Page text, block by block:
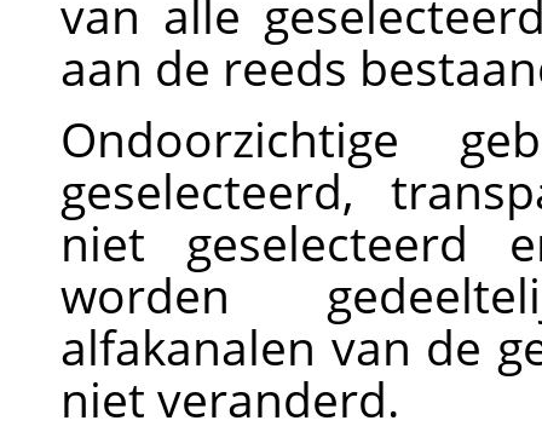
van alle
aan de reeds
Ondoorzichtige
geselecteerd,
niet geselecteerd
worden
alfakanalen van de
niet veranderd.